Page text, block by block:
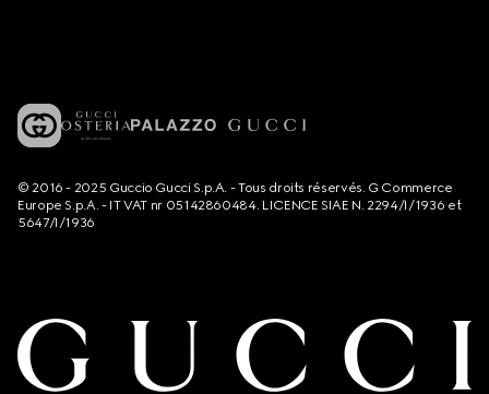
© 2016 - 2025 Guccio Gucci S.p.A. - Tous droits réservés. G Commerce
Europe S.p.A. - IT VAT nr 05142860484. LICENCE SIAE N. 2294/I/1936 et
5647/I/1936